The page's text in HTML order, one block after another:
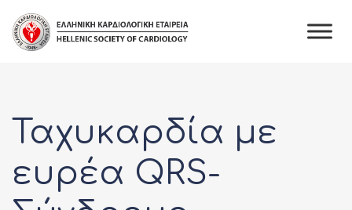
content
Ταχυκαρδία με
ευρέα QRS-